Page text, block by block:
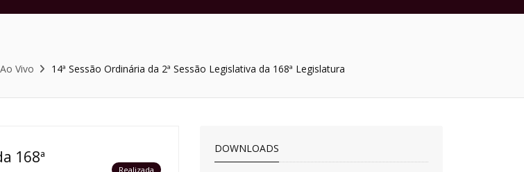
Vivo 14ª Sessão Ordinária da 2ª Sessão Legislativa da 168ª Legislatura
168ª
Realizada
DOWNLOADS